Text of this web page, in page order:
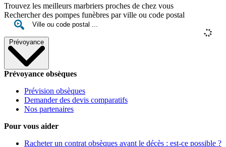
Trouvez les meilleurs marbriers proches de chez vous
Rechercher des pompes funèbres par ville ou code postal
Prévoyance
Prévoyance obsèques
Prévision obsèques
Demander des devis comparatifs
Nos partenaires
Pour vous aider
Racheter un contrat obsèques avant le décès : est-ce possible ?